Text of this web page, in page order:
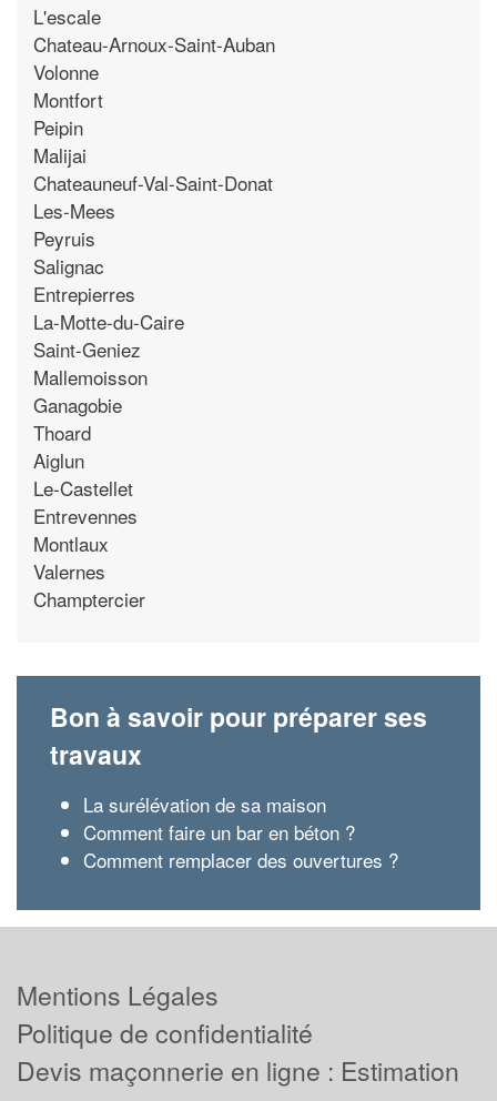
L'escale
Chateau-Arnoux-Saint-Auban
Volonne
Montfort
Peipin
Malijai
Chateauneuf-Val-Saint-Donat
Les-Mees
Peyruis
Salignac
Entrepierres
La-Motte-du-Caire
Saint-Geniez
Mallemoisson
Ganagobie
Thoard
Aiglun
Le-Castellet
Entrevennes
Montlaux
Valernes
Champtercier
Bon à savoir pour préparer ses
travaux
La surélévation de sa maison
Comment faire un bar en béton ?
Comment remplacer des ouvertures ?
Mentions Légales
Politique de confidentialité
Devis maçonnerie en ligne : Estimation